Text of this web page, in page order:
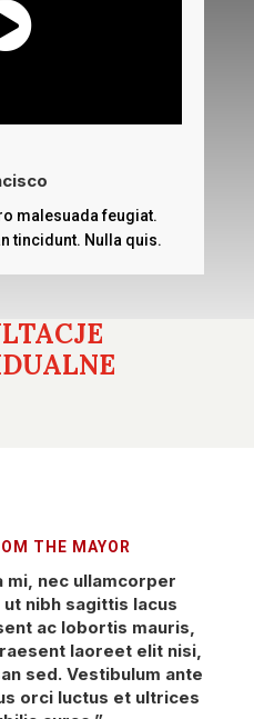
malesuada feugiat.
tincidunt. Nulla quis.
THE MAYOR
mi, nec ullamcorper
nibh sagittis lacus
ac lobortis mauris,
laoreet elit nisi,
sed. Vestibulum ante
orci luctus et ultrices